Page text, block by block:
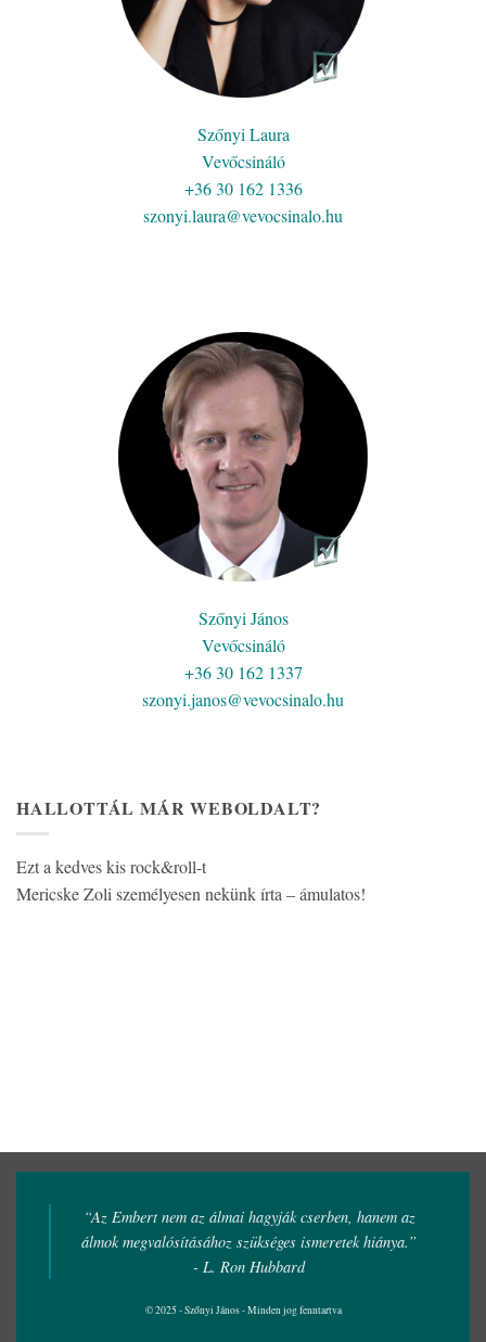
Szőnyi Laura
Vevőcsináló
+36 30 162 1336
szonyi.laura@vevocsinalo.hu
Szőnyi János
Vevőcsináló
+36 30 162 1337
szonyi.janos@vevocsinalo.hu
HALLOTTÁL MÁR WEBOLDALT?
Ezt a kedves kis rock&roll-t
Mericske Zoli személyesen nekünk írta – ámulatos!
“Az Embert nem az álmai hagyják cserben, hanem az
álmok megvalósításához szükséges ismeretek hiánya.”
- L. Ron Hubbard
© 2025 - Szőnyi János - Minden jog fenntartva